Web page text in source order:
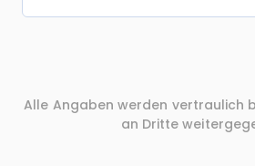
Alle Angaben werden vertraulich
an Dritte